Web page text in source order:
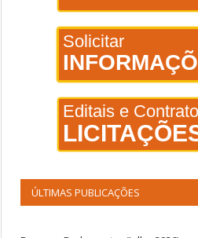
Solicitar
Editais e
ÚLTIMAS PUBLICAÇÕES